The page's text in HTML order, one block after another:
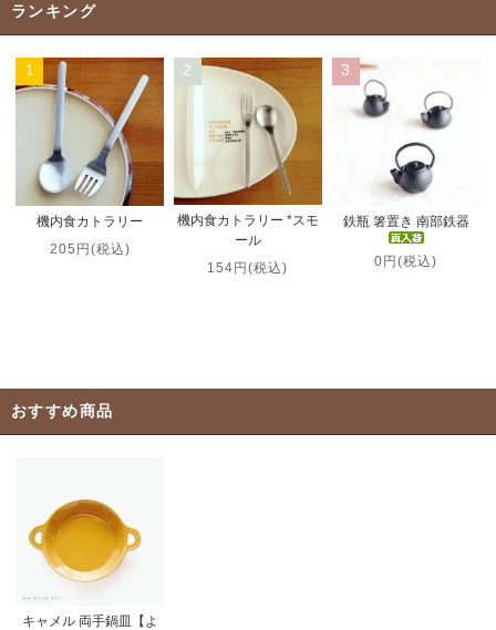
ランキング
1
機内食カトラリー
205円(税込)
2
機内食カトラリー *スモ
ール
154円(税込)
3
鉄瓶 箸置き 南部鉄器
0円(税込)
おすすめ商品
キャメル 両手鍋皿【よ